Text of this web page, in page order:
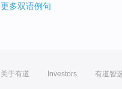
更多双语例句
关于有道 Investors 有道智